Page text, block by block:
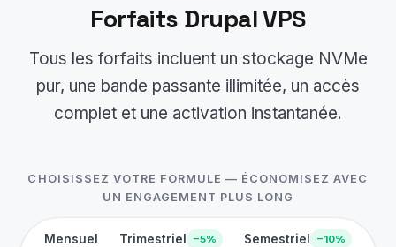
Forfaits Drupal VPS
Tous les forfaits incluent un stockage NVMe
pur, une bande passante illimitée, un accès
complet et une activation instantanée.
CHOISISSEZ VOTRE FORMULE — ÉCONOMISEZ AVEC
UN ENGAGEMENT PLUS LONG
Mensuel Trimestriel −5% Semestriel −10%